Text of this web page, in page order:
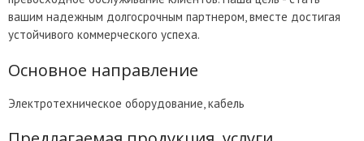
вашим надежным долгосрочным партнером, вместе достигая
устойчивого коммерческого успеха.
Основное направление
Электротехническое оборудование, кабель